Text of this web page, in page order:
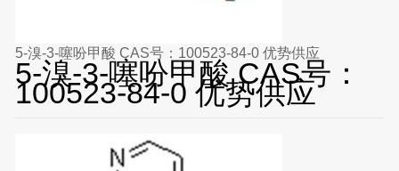
5-溴-3-噻吩甲酸 CAS号：100523-84-0 优势供应
5-溴-3-噻吩甲酸 CAS号：
100523-84-0 优势供应